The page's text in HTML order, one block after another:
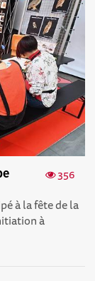
356
à la fête de la
à